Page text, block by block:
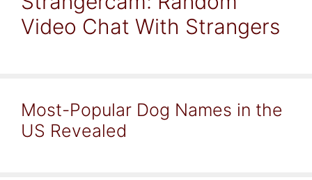
Video Chat With Strangers
Most-Popular Dog Names in the
US Revealed